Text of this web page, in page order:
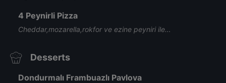
4 Peynirli Pizza
Cheddar,mozarella,rokfor ve ezine peyniri ile…
Desserts
Dondurmalı Frambuazlı Pavlova